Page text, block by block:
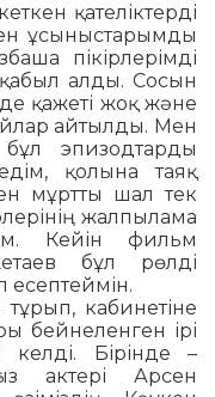
қателіктерді
ұсыныстарымды
пікірлерімді
алды. Сосын
қажеті жоқ жә­не
ай­тылды. Мен
эпизодтарды
қолына таяқ
мұртты шал тек
жалпы­ла­ма
Кейін фильм
бұл рөлді
есептеймін.
ка­бинетіне
бейнеленген ірі
келді. Бірінде –
актері Арсен